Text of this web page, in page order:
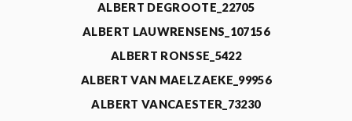
ALBERT DEGROOTE_22705
ALBERT LAUWRENSENS_107156
ALBERT RONSSE_5422
ALBERT VAN MAELZAEKE_99956
ALBERT VANCAESTER_73230